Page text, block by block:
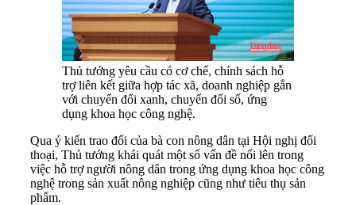
Thủ tướng yêu cầu có cơ chế, chính sách hỗ
trợ liên kết giữa hợp tác xã, doanh nghiệp gắn
với chuyển đổi xanh, chuyển đổi số, ứng
dụng khoa học công nghệ.
Qua ý kiến trao đổi của bà con nông dân tại Hội nghị đối
thoại, Thủ tướng khái quát một số vấn đề nổi lên trong
việc hỗ trợ người nông dân trong ứng dụng khoa học công
nghệ trong sản xuất nông nghiệp cũng như tiêu thụ sản
phẩm.